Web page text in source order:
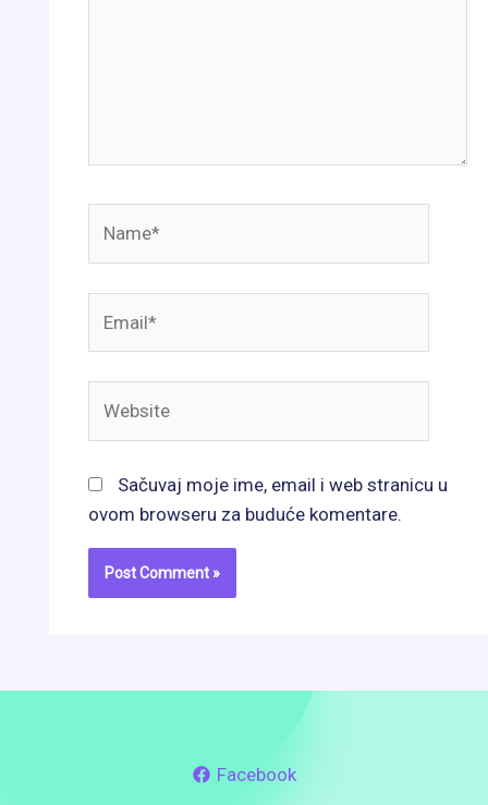
Sačuvaj moje ime, email i web stranicu u
ovom browseru za buduće komentare.
Facebook